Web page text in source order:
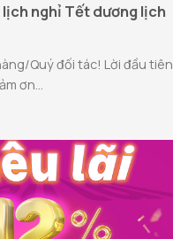
nghỉ Tết dương lịch
Quý đối tác! Lời đầu tiên,
ơn...